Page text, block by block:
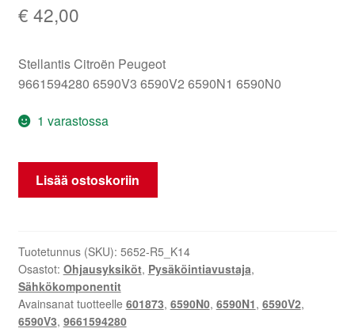
€ 42,00
Stellantis Citroën Peugeot
9661594280 6590V3 6590V2 6590N1 6590N0
1 varastossa
PDC-
ohjausyksikkö
9661594280
601873
määrä
Lisää ostoskoriin
Tuotetunnus (SKU): 5652-R5_K14
Osastot: Ohjausyksiköt, Pysäköintiavustaja,
Sähkökomponentit
Avainsanat tuotteelle 601873, 6590N0, 6590N1, 6590V2,
6590V3, 9661594280